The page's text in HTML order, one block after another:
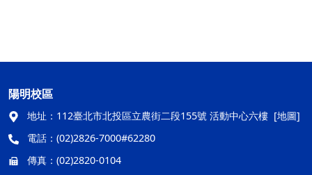
陽明校區
地址： 112臺北市北投區立農街二段155號 活動中心六樓 [地圖]
電話： (02)2826-7000#62280
傳真： (02)2820-0104